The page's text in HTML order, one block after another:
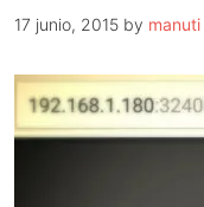
17 junio, 2015 by manuti